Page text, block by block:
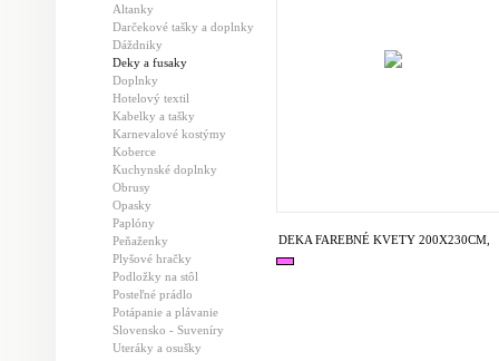
Altanky
Darčekové tašky a doplnky
Dáždniky
Deky a fusaky
Doplnky
Hotelový textil
Kabelky a tašky
Karnevalové kostýmy
Koberce
Kuchynské doplnky
Obrusy
Opasky
Paplóny
Peňaženky
Plyšové hračky
Podložky na stôl
Posteľné prádlo
Potápanie a plávanie
Slovensko - Suveníry
Uteráky a osušky
DEKA FAREBNÉ KVETY 200X230CM,